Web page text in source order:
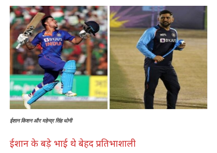
ईशान किशन और महेन्द्र सिंह धोनी
ईशान के बड़े भाई थे बेहद प्रतिभाशाली